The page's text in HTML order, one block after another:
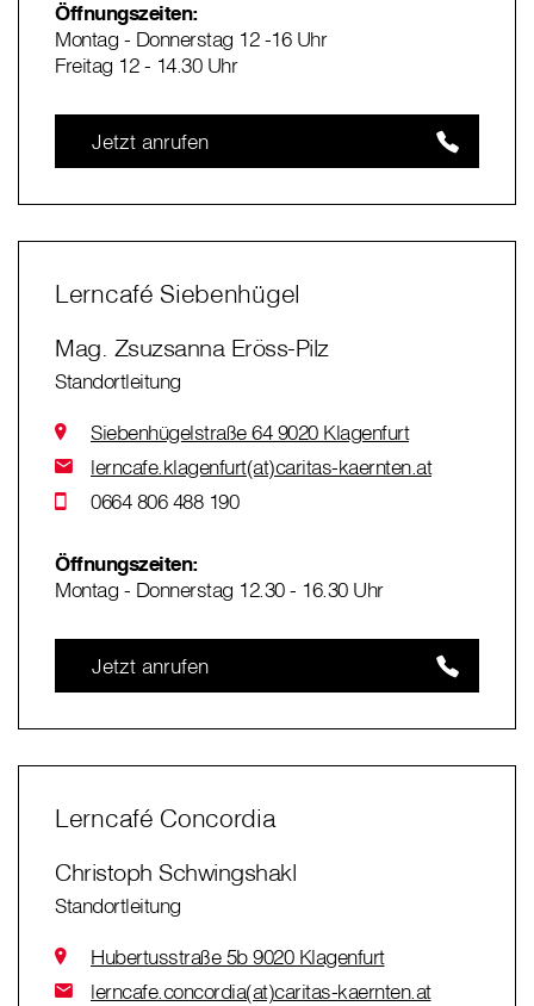
Öffnungszeiten:
Montag - Donnerstag 12 -16 Uhr
Freitag 12 - 14.30 Uhr
Jetzt anrufen
Lerncafé Siebenhügel
Mag. Zsuzsanna Eröss-Pilz
Standortleitung
Siebenhügelstraße 64 9020 Klagenfurt
lerncafe.klagenfurt(at)caritas-kaernten.at
0664 806 488 190
Öffnungszeiten:
Montag - Donnerstag 12.30 - 16.30 Uhr
Jetzt anrufen
Lerncafé Concordia
Christoph Schwingshakl
Standortleitung
Hubertusstraße 5b 9020 Klagenfurt
lerncafe.concordia(at)caritas-kaernten.at